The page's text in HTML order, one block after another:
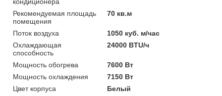
кондиционера
Рекомендуемая площадь
помещения
70 кв.м
Поток воздуха
1050 куб. м/час
Охлаждающая
способность
24000 BTU/ч
Мощность обогрева
7600 Вт
Мощность охлаждения
7150 Вт
Цвет корпуса
Белый